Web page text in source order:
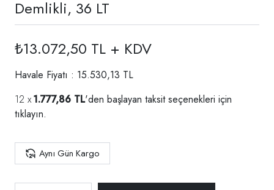
Demlikli, 36 LT
₺13.072,50 TL + KDV
Havale Fiyatı : 15.530,13 TL
1.777,86 TL'den başlayan taksit seçenekleri için
tıklayın.
Aynı Gün Kargo